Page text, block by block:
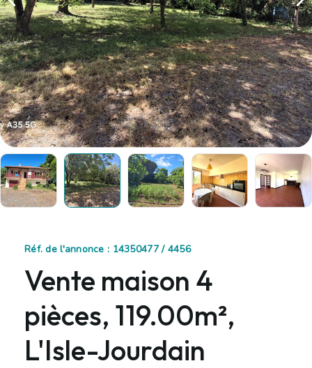
Réf. de l'annonce : 14350477 / 4456
Vente maison 4
pièces, 119.00m²,
L'Isle-Jourdain